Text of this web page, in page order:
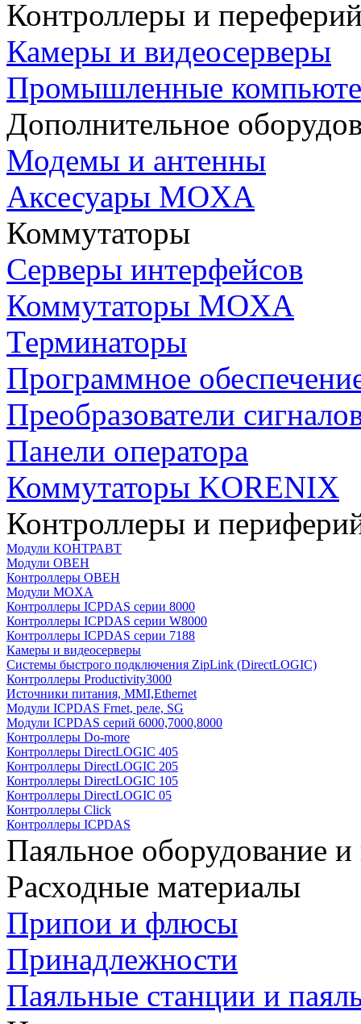
Контроллеры и
Камеры и видеосерверы
Промышленные
Дополнительное
Модемы и антенны
Аксесуары MOXA
Коммутаторы
Серверы интерфейсов
Коммутаторы MOXA
Терминаторы
Программное
Преобразователи
Панели оператора
Коммутаторы KORENIX
Контроллеры и
Модули КОНТРАВТ
Модули ОВЕН
Контроллеры ОВЕН
Модули MOXA
Контроллеры ICPDAS серии 8000
Контроллеры ICPDAS серии W8000
Контроллеры ICPDAS серии 7188
Камеры и видеосерверы
Системы быстрого подключения ZipLink (DirectLOGIC)
Контроллеры Productivity3000
Источники питания, MMI,Ethernet
Модули ICPDAS Frnet, реле, SG
Модули ICPDAS серий 6000,7000,8000
Контроллеры Do-more
Контроллеры DirectLOGIC 405
Контроллеры DirectLOGIC 205
Контроллеры DirectLOGIC 105
Контроллеры DirectLOGIC 05
Контроллеры Click
Контроллеры ICPDAS
Паяльное оборудование
Расходные материалы
Припои и флюсы
Принадлежности
Паяльные станции и